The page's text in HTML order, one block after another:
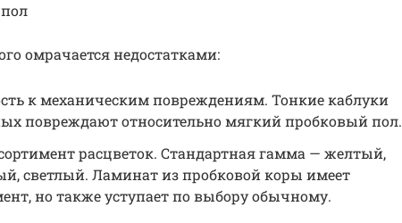
омрачается недостатками:
к механическим повреждениям. Тонкие каблуки
повреждают относительно мягкий пробковый пол.
расцветок. Стандартная гамма — желтый,
светлый. Ламинат из пробковой коры имеет
но также уступает по выбору обычному.